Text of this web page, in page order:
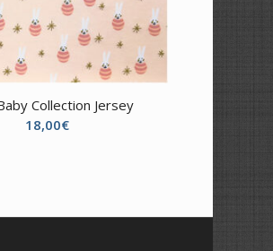
Collection Jersey
18,00€